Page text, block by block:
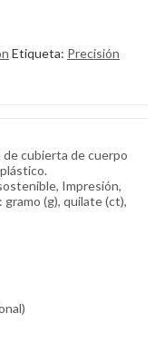
Etiqueta: Precisión
cubierta de cuerpo
Impresión,
(g), quilate (ct),